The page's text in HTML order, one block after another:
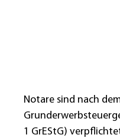
Notare sind nach
1 GrEStG)